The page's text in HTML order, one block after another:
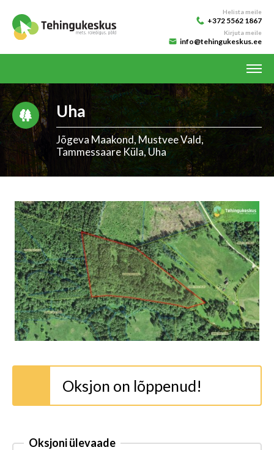
Helista meile
+372 5562 1867
Kirjuta meile
info@tehingukeskus.ee
Uha
Jõgeva Maakond, Mustvee Vald,
Tammessaare Küla, Uha
Oksjon on lõppenud!
Oksjoni ülevaade